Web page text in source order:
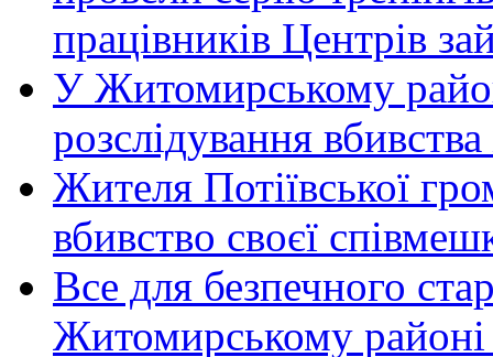
працівників Центрів
У Житомирському
розслідування
Жителя Потіївської
вбивство своєї
Все для безпечного
Житомирському районі